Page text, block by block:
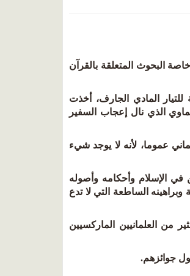
البحوث المتعلقة بالقرآن
المادي الجارف، أخذت
الذي نال إعجاب السفير
عموما، لأنه لا يوجد شيء
في الإسلام وأحكامه وأصوله
وبراهينه الساطعة التي لا تدع
من العلمانيين الماركسيين